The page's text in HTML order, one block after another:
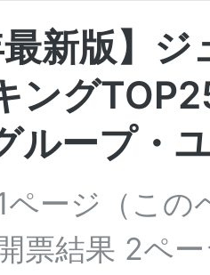
最新版】
ング
ループ・
ページ（こ
票結果 2ペ